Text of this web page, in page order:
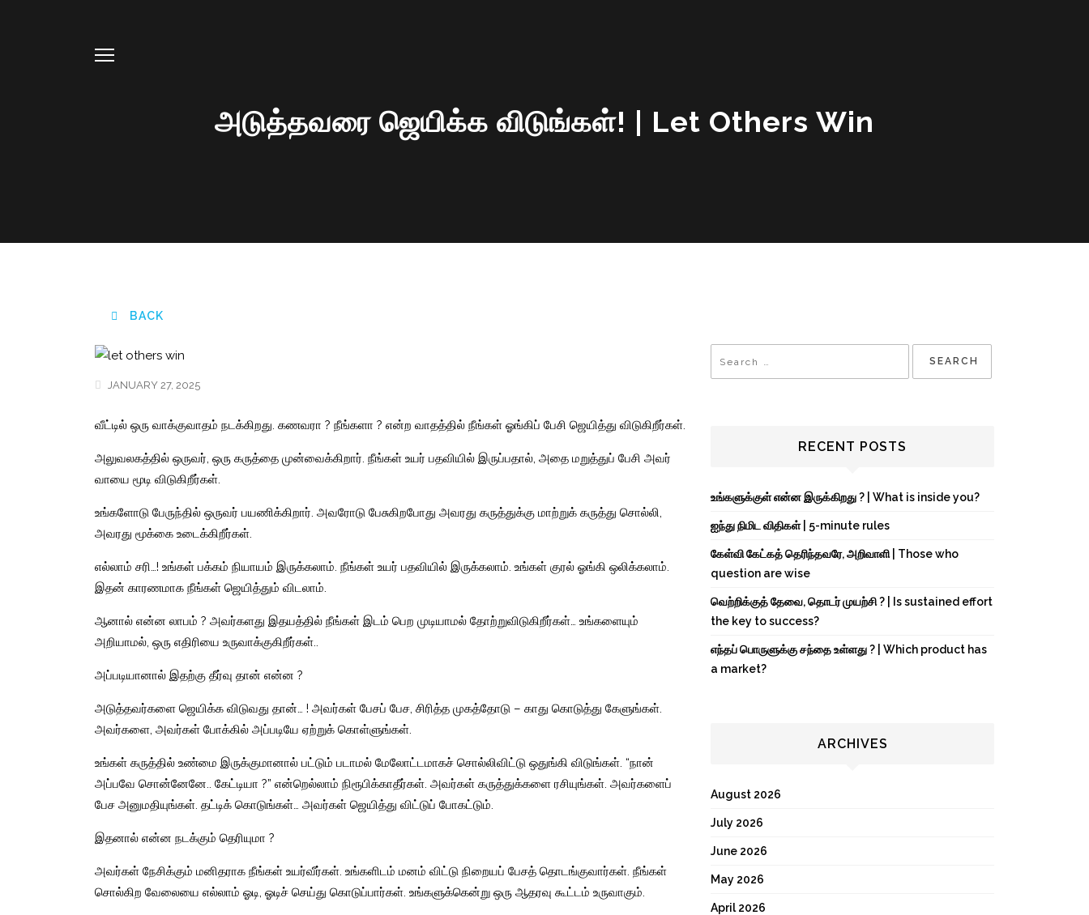
அடுத்தவரை ஜெயிக்க விடுங்கள்! | Let Others Win
BACK
JANUARY 27, 2025
வீட்டில் ஒரு வாக்குவாதம் நடக்கிறது. கணவரா ? நீங்களா ? என்ற வாதத்தில் நீங்கள் ஓங்கிப் பேசி ஜெயித்து விடுகிறீர்கள்.
அலுவலகத்தில் ஒருவர், ஒரு கருத்தை முன்வைக்கிறார். நீங்கள் உயர் பதவியில் இருப்பதால், அதை மறுத்துப் பேசி அவர்
வாயை மூடி விடுகிறீர்கள்.
உங்களோடு பேருந்தில் ஒருவர் பயணிக்கிறார். அவரோடு பேசுகிறபோது அவரது கருத்துக்கு மாற்றுக் கருத்து சொல்லி,
அவரது மூக்கை உடைக்கிறீர்கள்.
எல்லாம் சரி…! உங்கள் பக்கம் நியாயம் இருக்கலாம். நீங்கள் உயர் பதவியில் இருக்கலாம். உங்கள் குரல் ஓங்கி ஒலிக்கலாம்.
இதன் காரணமாக நீங்கள் ஜெயித்தும் விடலாம்.
ஆனால் என்ன லாபம் ? அவர்களது இதயத்தில் நீங்கள் இடம் பெற முடியாமல் தோற்றுவிடுகிறீர்கள்… உங்களையும்
அறியாமல், ஒரு எதிரியை உருவாக்குகிறீர்கள்..
அப்படியானால் இதற்கு தீர்வு தான் என்ன ?
அடுத்தவர்களை ஜெயிக்க விடுவது தான்… ! அவர்கள் பேசப் பேச, சிரித்த முகத்தோடு – காது கொடுத்து கேளுங்கள்.
அவர்களை, அவர்கள் போக்கில் அப்படியே ஏற்றுக் கொள்ளுங்கள்.
உங்கள் கருத்தில் உண்மை இருக்குமானால் பட்டும் படாமல் மேலோட்டமாகச் சொல்லிவிட்டு ஒதுங்கி விடுங்கள். “நான்
அப்பவே சொன்னேனே.. கேட்டியா ?” என்றெல்லாம் நிரூபிக்காதீர்கள். அவர்கள் கருத்துக்களை ரசியுங்கள். அவர்களைப்
பேச அனுமதியுங்கள். தட்டிக் கொடுங்கள்… அவர்கள் ஜெயித்து விட்டுப் போகட்டும்.
இதனால் என்ன நடக்கும் தெரியுமா ?
அவர்கள் நேசிக்கும் மனிதராக நீங்கள் உயர்வீர்கள். உங்களிடம் மனம் விட்டு நிறையப் பேசத் தொடங்குவார்கள். நீங்கள்
சொல்கிற வேலையை எல்லாம் ஓடி, ஓடிச் செய்து கொடுப்பார்கள். உங்களுக்கென்று ஒரு ஆதரவு கூட்டம் உருவாகும்.
RECENT POSTS
உங்களுக்குள் என்ன இருக்கிறது ? | What is inside you?
ஐந்து நிமிட விதிகள் | 5-minute rules
கேள்வி கேட்கத் தெரிந்தவரே, அறிவாளி | Those who
question are wise
வெற்றிக்குத் தேவை, தொடர் முயற்சி ? | Is sustained effort
the key to success?
எந்தப் பொருளுக்கு சந்தை உள்ளது ? | Which product has
a market?
ARCHIVES
August 2026
July 2026
June 2026
May 2026
April 2026